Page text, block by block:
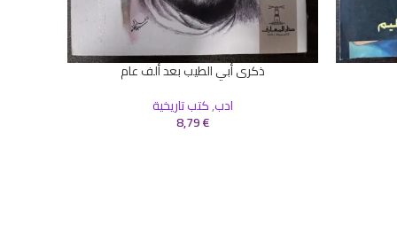
إضافة إلى السلةذكرى أبي الطيب بعد ألف عام
ادب,كتب تاريخية
8,79€